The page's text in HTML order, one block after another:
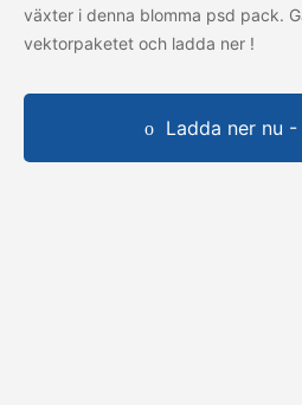
växter i denna blomma psd pack.
vektorpaketet och ladda ner !
Ladda ner nu